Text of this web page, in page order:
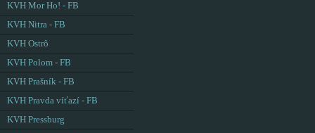
KVH Mor Ho! - FB
KVH Nitra - FB
KVH Ostrô
KVH Polom - FB
KVH Prašník - FB
KVH Pravda víťazí - FB
KVH Pressburg